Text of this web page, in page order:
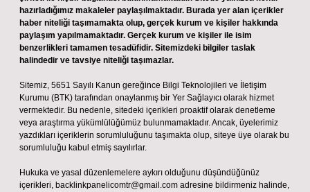
hazırladığımız makaleler paylaşılmaktadır. Burada yer alan içerikler
haber niteliği taşımamakta olup, gerçek kurum ve kişiler hakkında
paylaşım yapılmamaktadır. Gerçek kurum ve kişiler ile isim
benzerlikleri tamamen tesadüfidir. Sitemizdeki bilgiler taslak
halindedir ve tavsiye niteliği taşımazlar.
Sitemiz, 5651 Sayılı Kanun gereğince Bilgi Teknolojileri ve İletişim
Kurumu (BTK) tarafından onaylanmış bir Yer Sağlayıcı olarak hizmet
vermektedir. Bu nedenle, sitedeki içerikleri proaktif olarak denetleme
veya araştırma yükümlülüğümüz bulunmamaktadır. Ancak, üyelerimiz
yazdıkları içeriklerin sorumluluğunu taşımakta olup, siteye üye olarak bu
sorumluluğu kabul etmiş sayılırlar.
Hukuka ve yasal düzenlemelere aykırı olduğunu düşündüğünüz
içerikleri, backlinkpanelicomtr@gmail.com adresine bildirmeniz halinde,